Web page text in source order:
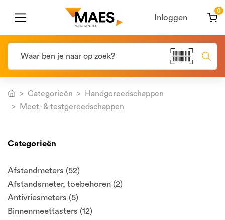
Inloggen
0
Categorieën
Handgereedschappen
Meet- & testgereedschappen
Categorieën
Afstandmeters (52)
Afstandsmeter, toebehoren (2)
Antivriesmeters (5)
Binnenmeettasters (12)